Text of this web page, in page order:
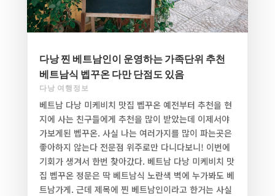
다낭 찐 베트남인이 운영하는 가족단위 추천
베트남식 벱꾸온 다만 단점도 있음
다낭 여행정보
베트남 다낭 미케비치 맛집 벱꾸온 예전부터 추천을 현
지에 사는 친구들에게 추천을 많이 받았는데 이제서야
가보게된 벱꾸온. 사실 나는 여러가지를 많이 파는곳은
좋아하지 않는다 전문점 위주로만 다니다보니! 이번에
기회가 생겨서 한번 찾아갔다. 베트남 다낭 미케비치 맛
집 벱꾸온 정문은 딱 베트남식 노란색 벽에 누가봐도 베
트남가게. 근데 제목에 찐 베트남인이라고 한거는 사실